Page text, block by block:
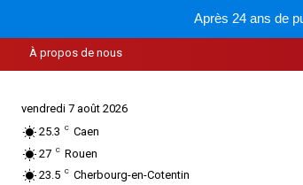
Après 24 ans de
À propos de nous
vendredi 7 août 2026
25.3
C Caen
27 C Rouen
23.5 C Cherbourg-en-Cotentin